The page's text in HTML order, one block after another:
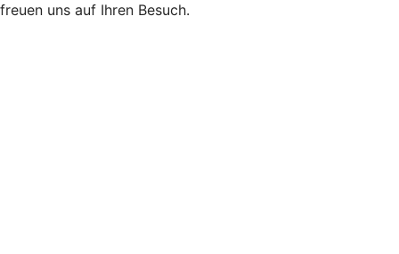
freuen uns auf Ihren Besuch.